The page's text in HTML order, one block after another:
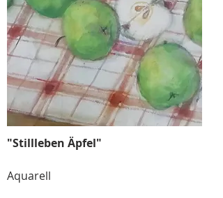
"Stillleben Äpfel"
Aquarell